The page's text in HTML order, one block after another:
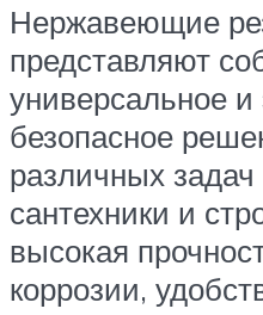
Нержавеющие
представляют
универсальное и
безопасное
различных
сантехники и
высокая
коррозии,